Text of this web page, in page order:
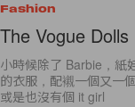
Fashion
The Vogue Dolls
小時候除了 Barbie，紙
的衣服，配襯一個又一
或是也沒有個 it girl